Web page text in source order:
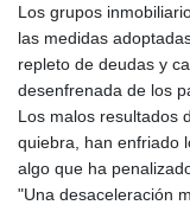
Los grupos
las medidas
repleto de deudas y
desenfrenada de los
Los malos resultados
quiebra, han enfriado
algo que ha
"Una desaceleración